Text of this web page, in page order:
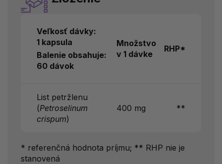
Veľkosť dávky:
1 kapsula
Balenie obsahuje:
60 dávok
Množstvo
v 1 dávke
RHP*
List petržlenu
(Petroselinum
crispum)
400 mg **
* referenčná hodnota príjmu; ** RHP nie je
stanovená